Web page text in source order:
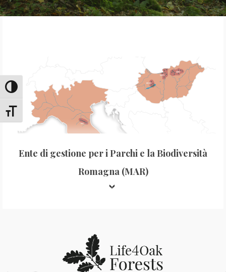
Attiva/disattiva alto contrasto
Attiva/disattiva dimensione testo
Ente di gestione per i Parchi e la Biodiversità
Romagna (MAR)